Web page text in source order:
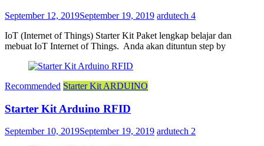
September 12, 2019September 19, 2019 ardutech 4
IoT (Internet of Things) Starter Kit Paket lengkap belajar dan
mebuat IoT Internet of Things. Anda akan dituntun step by
Recommended Starter Kit ARDUINO
Starter Kit Arduino RFID
September 10, 2019September 19, 2019 ardutech 2